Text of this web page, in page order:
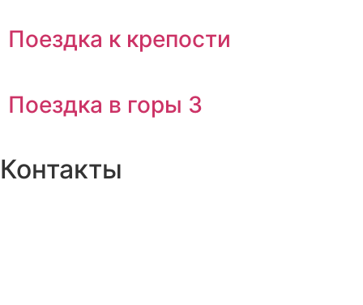
Поездка к крепости
Поездка в горы 3
Контакты